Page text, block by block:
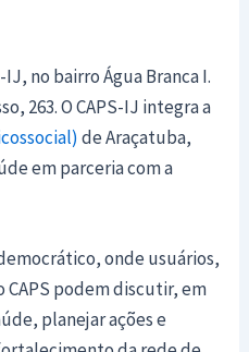
no bairro Água Branca I.
263. O CAPS-IJ integra a
de Araçatuba,
em parceria com a
onde usuários,
CAPS podem discutir, em
planejar ações e